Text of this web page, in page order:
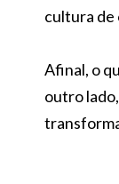
cultura de
Afinal, o
outro